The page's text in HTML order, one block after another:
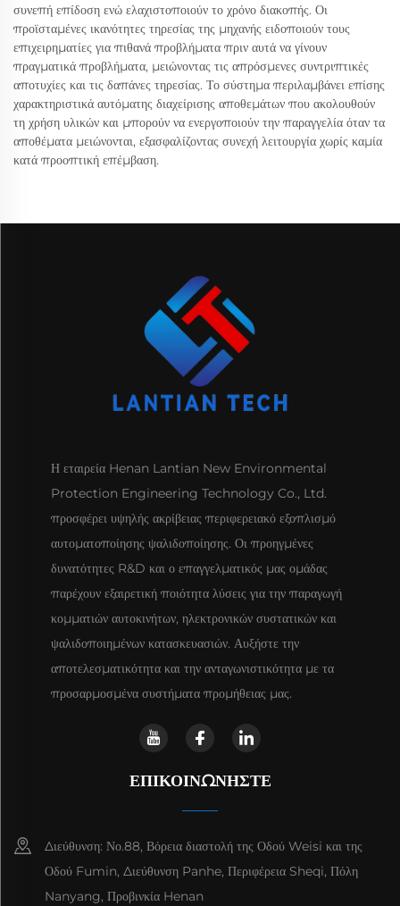
συνεπή επίδοση ενώ ελαχιστοποιούν το χρόνο διακοπής. Οι
προϊσταμένες ικανότητες τηρεσίας της μηχανής ειδοποιούν τους
επιχειρηματίες για πιθανά προβλήματα πριν αυτά να γίνουν
πραγματικά προβλήματα, μειώνοντας τις απρόσμενες συντριπτικές
αποτυχίες και τις δαπάνες τηρεσίας. Το σύστημα περιλαμβάνει επίσης
χαρακτηριστικά αυτόματης διαχείρισης αποθεμάτων που ακολουθούν
τη χρήση υλικών και μπορούν να ενεργοποιούν την παραγγελία όταν τα
αποθέματα μειώνονται, εξασφαλίζοντας συνεχή λειτουργία χωρίς καμία
κατά προοπτική επέμβαση.
Η εταιρεία Henan Lantian New Environmental
Protection Engineering Technology Co., Ltd.
προσφέρει υψηλής ακρίβειας περιφερειακό εξοπλισμό
αυτοματοποίησης ψαλιδοποίησης. Οι προηγμένες
δυνατότητες R&D και ο επαγγελματικός μας ομάδας
παρέχουν εξαιρετική ποιότητα λύσεις για την παραγωγή
κομματιών αυτοκινήτων, ηλεκτρονικών συστατικών και
ψαλιδοποιημένων κατασκευασιών. Αυξήστε την
αποτελεσματικότητα και την ανταγωνιστικότητα με τα
προσαρμοσμένα συστήματα προμήθειας μας.
ΕΠΙΚΟΙΝΩΝΉΣΤΕ
Διεύθυνση: Νο.88, Βόρεια διαστολή της Οδού Weisi και της
Οδού Fumin, Διεύθυνση Panhe, Περιφέρεια Sheqi, Πόλη
Nanyang, Προβινκία Henan